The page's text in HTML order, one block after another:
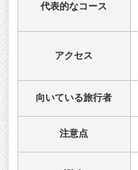
代表的なコース
アクセス
向いている旅行者
注意点